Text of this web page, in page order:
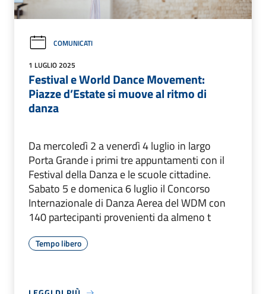
COMUNICATI
1 LUGLIO 2025
Festival e World Dance Movement:
Piazze d’Estate si muove al ritmo di
danza
Da mercoledì 2 a venerdì 4 luglio in largo
Porta Grande i primi tre appuntamenti con il
Festival della Danza e le scuole cittadine.
Sabato 5 e domenica 6 luglio il Concorso
Internazionale di Danza Aerea del WDM con
140 partecipanti provenienti da almeno t
Tempo libero